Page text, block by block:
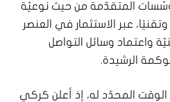
المتقدّمة من حيث نوعيّة
وتقنيًا، عبر الاستثمار في العنصر
واعتماد وسائل التواصل
الرشيدة.
المحدّد له، إذ أعلن كركي